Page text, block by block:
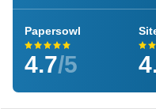
Papersowl
4.7/5